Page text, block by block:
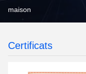
maison
Certificats